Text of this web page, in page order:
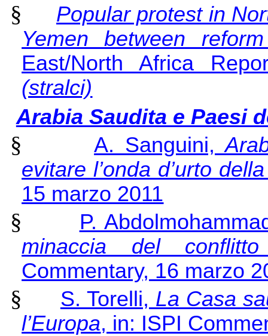
§
Popular protest in
Yemen between
East/North Africa
(stralci)
Arabia Saudita e Paesi
§ A. Sanguini,
evitare l’onda d’urto
15 marzo 2011
§
P.
minaccia del conflitto
Commentary, 16 marzo
§ S. Torelli, La Casa
l’Europa, in: ISPI